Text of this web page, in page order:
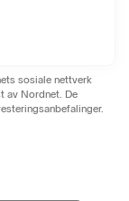
sosiale nettverk
av Nordnet. De